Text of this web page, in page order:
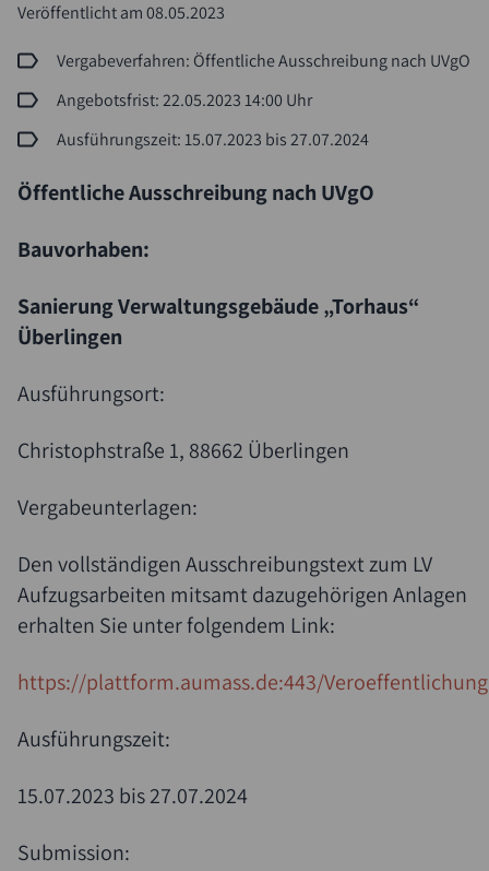
Veröffentlicht am08.05.2023
Vergabeverfahren: Öffentliche Ausschreibung nach UVgO
Angebotsfrist: 22.05.2023 14:00 Uhr
Ausführungszeit: 15.07.2023 bis 27.07.2024
Öffentliche Ausschreibung nach UVgO
Bauvorhaben:
Sanierung Verwaltungsgebäude „Torhaus“
Überlingen
Ausführungsort:
Christophstraße 1, 88662 Überlingen
Vergabeunterlagen:
Den vollständigen Ausschreibungstext zum LV
Aufzugsarbeiten mitsamt dazugehörigen Anlagen
erhalten Sie unter folgendem Link:
https://plattform.aumass.de:443/
Ausführungszeit:
15.07.2023 bis 27.07.2024
Submission: